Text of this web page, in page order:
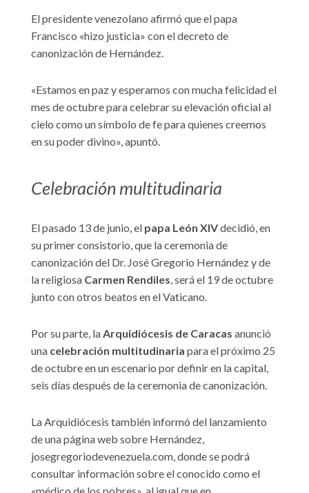
El presidente venezolano afirmó que el papa
Francisco «hizo justicia» con el decreto de
canonización de Hernández.
«Estamos en paz y esperamos con mucha felicidad el
mes de octubre para celebrar su elevación oficial al
cielo como un símbolo de fe para quienes creemos
en su poder divino», apuntó.
Celebración multitudinaria
El pasado 13 de junio, el papa León XIVdecidió, en
su primer consistorio, que la ceremonia de
canonización del Dr. José Gregorio Hernández y de
la religiosa Carmen Rendiles, será el 19 de octubre
junto con otros beatos en el Vaticano.
Por su parte, laArquidiócesis de Caracas anunció
una celebración multitudinaria para el próximo 25
de octubre en un escenario por definir en la capital,
seis días después de la ceremonia de canonización.
La Arquidiócesis también informó del lanzamiento
de una página web sobre Hernández,
josegregoriodevenezuela.com, donde se podrá
consultar información sobre el conocido como el